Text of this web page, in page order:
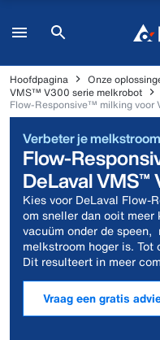
Hoofdpagina Onze
VMS™ V300 serie melkrobot
Flow-Responsive™ milking
Verbeter je
Flow-
DeLaval
Kies voor DeLaval
om sneller dan ooit
vacuüm onder de
melkstroom hoger is.
Dit resulteert in meer
Vraag een gratis